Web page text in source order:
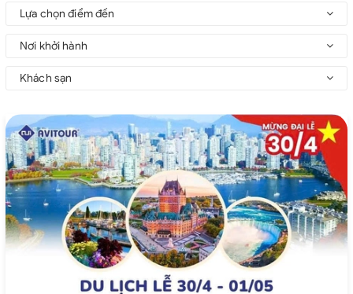
Lựa chọn điểm đến
Nơi khởi hành
Khách sạn